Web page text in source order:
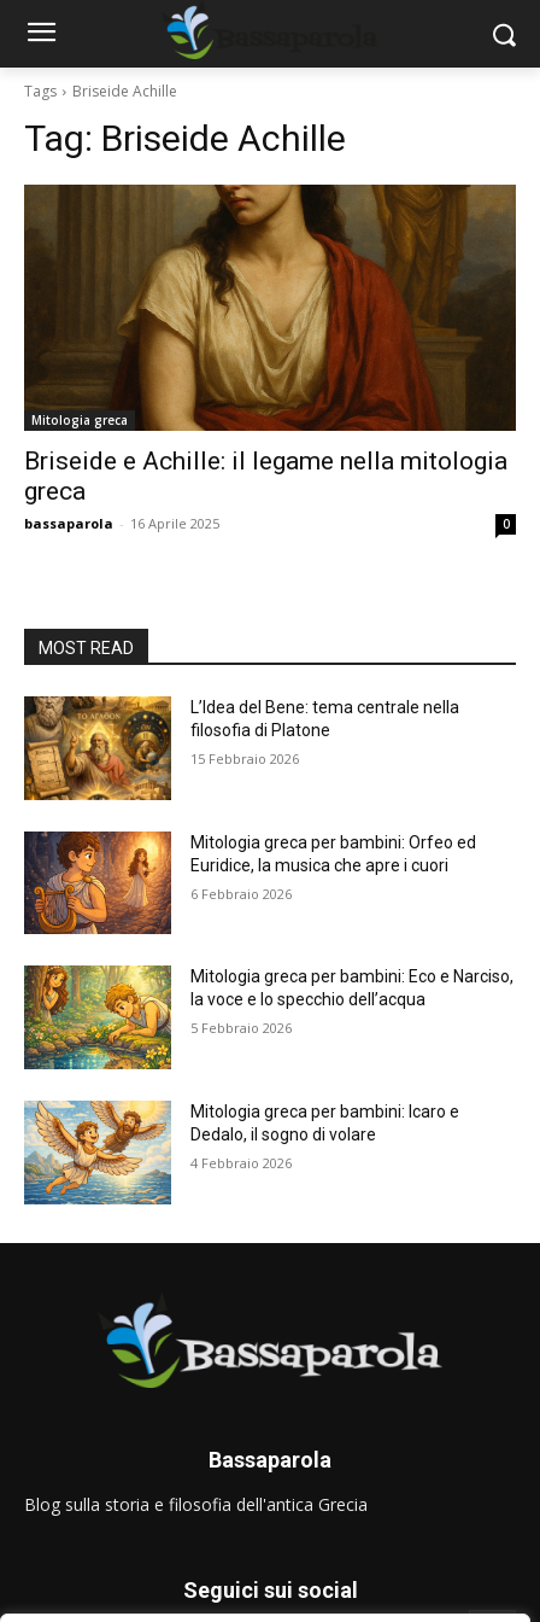
Tags Briseide Achille
Tag: Briseide Achille
Mitologia greca
Briseide e Achille: il legame nella mitologia
greca
bassaparola - 16 Aprile 2025 0
MOST READ
L’Idea del Bene: tema centrale nella
filosofia di Platone
15 Febbraio 2026
Mitologia greca per bambini: Orfeo ed
Euridice, la musica che apre i cuori
6 Febbraio 2026
Mitologia greca per bambini: Eco e Narciso,
la voce e lo specchio dell’acqua
5 Febbraio 2026
Mitologia greca per bambini: Icaro e
Dedalo, il sogno di volare
4 Febbraio 2026
Bassaparola
Blog sulla storia e filosofia dell'antica Grecia
Seguici sui social